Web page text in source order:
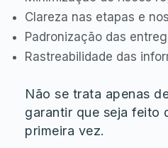
Clareza nas etapas e
Padronização das
Rastreabilidade das
Não se trata apenas
garantir que seja feito
primeira vez.